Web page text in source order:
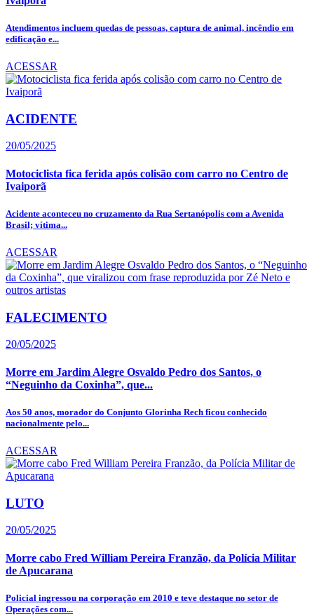
Atendimentos incluem quedas de pessoas, captura de animal, incêndio em
edificação e...
ACESSAR
ACIDENTE
20/05/2025
Motociclista fica ferida após colisão com carro no Centro de
Ivaiporã
Acidente aconteceu no cruzamento da Rua Sertanópolis com a Avenida
Brasil; vítima...
ACESSAR
FALECIMENTO
20/05/2025
Morre em Jardim Alegre Osvaldo Pedro dos Santos, o
“Neguinho da Coxinha”, que...
Aos 50 anos, morador do Conjunto Glorinha Rech ficou conhecido
nacionalmente pelo...
ACESSAR
LUTO
20/05/2025
Morre cabo Fred William Pereira Franzão, da Polícia Militar
de Apucarana
Policial ingressou na corporação em 2010 e teve destaque no setor de
Operações com...